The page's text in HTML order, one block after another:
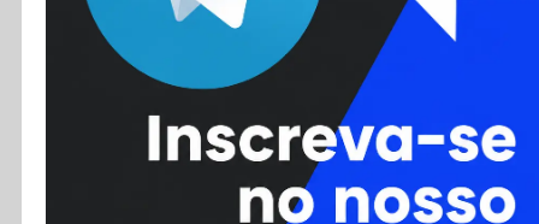
Colaboradores
Cursos